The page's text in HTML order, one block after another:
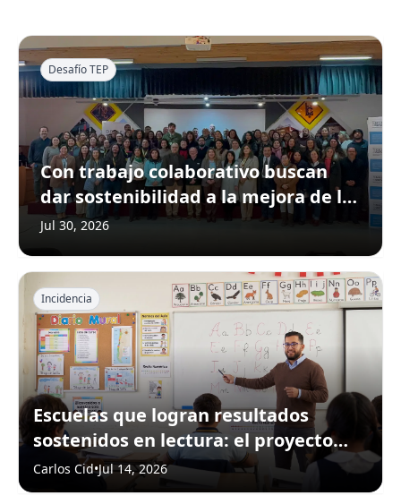
Desafío TEP
Con trabajo colaborativo buscan
dar sostenibilidad a la mejora de la
asistencia escolar
Jul 30, 2026
Incidencia
Escuelas que logran resultados
sostenidos en lectura: el proyecto
que busca llevar sus aprendizajes a
todo Chile
Carlos Cid•Jul 14, 2026